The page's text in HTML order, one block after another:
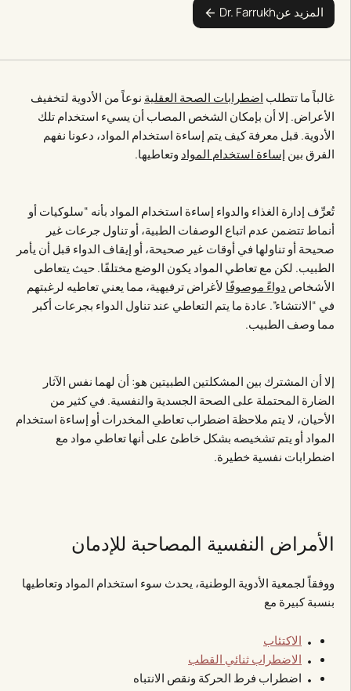
غالباً ما تتطلب اضطرابات الصحة العقلية نوعاً من الأدوية لتخفيف
الأعراض. إلا أن بإمكان الشخص المصاب أن يسيء استخدام تلك
الأدوية. قبل معرفة كيف يتم إساءة استخدام المواد، دعونا نفهم
الفرق بين إساءة استخدام المواد وتعاطيها.
تُعرِّف إدارة الغذاء والدواء إساءة استخدام المواد بأنه “سلوكيات أو
أنماط تتضمن عدم اتباع الوصفات الطبية، أو تناول جرعات غير
صحيحة أو تناولها في أوقات غير صحيحة، أو إيقاف الدواء قبل أن يأمر
الطبيب. لكن مع تعاطي المواد يكون الوضع مختلفًا. حيث يتعاطى
الأشخاص دواءً موصوفًا لأغراض ترفيهية، مما يعني تعاطيه لرغبتهم
في “الانتشاء”. عادة ما يتم التعاطي عند تناول الدواء بجرعات أكبر
مما وصف الطبيب.
إلا أن المشترك بين المشكلتين الطبيتين هو: أن لهما نفس الآثار
الضارة المحتملة على الصحة الجسدية والنفسية. في كثير من
الأحيان، لا يتم ملاحظة اضطراب تعاطي المخدرات أو إساءة استخدام
المواد أو يتم تشخيصه بشكل خاطئ على أنها تعاطي مواد مع
اضطرابات نفسية خطيرة.
الأمراض النفسية المصاحبة للإدمان
ووفقاً لجمعية الأدوية الوطنية، يحدث سوء استخدام المواد وتعاطيها
بنسبة كبيرة مع
الاكتئاب
الاضطراب ثنائي القطب
اضطراب فرط الحركة ونقص الانتباه
المزيد عنDr. Farrukh